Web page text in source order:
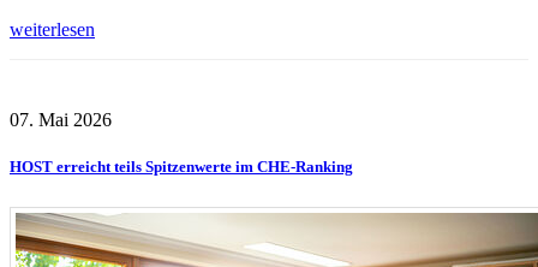
weiterlesen
07. Mai 2026
HOST erreicht teils Spitzenwerte im CHE-Ranking